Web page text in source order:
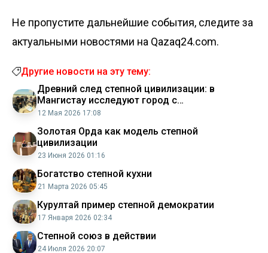
Не пропустите дальнейшие события, следите за
актуальными новостями на Qazaq24.com.
Другие новости на эту тему:
Древний след степной цивилизации: в
Мангистау исследуют город с
двухтысячелетней историей
12 Мая 2026 17:08
Золотая Орда как модель степной
цивилизации
23 Июня 2026 01:16
Богатство степной кухни
21 Марта 2026 05:45
Курултай пример степной демократии
17 Января 2026 02:34
Степной союз в действии
24 Июля 2026 20:07